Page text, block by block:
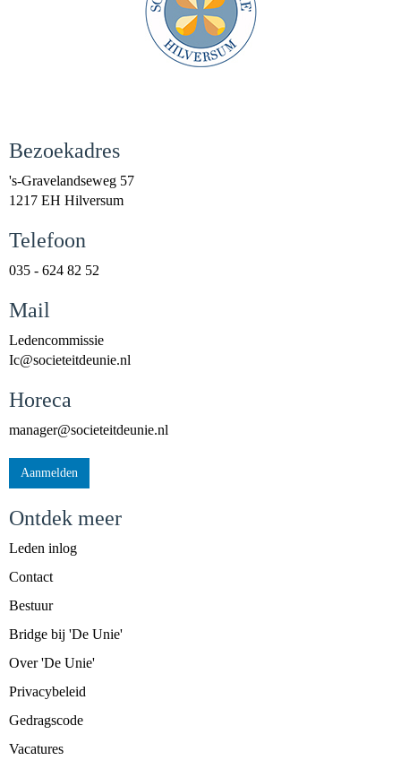
Bezoekadres
's-Gravelandseweg 57
1217 EH Hilversum
Telefoon
035 - 624 82 52
Mail
Ledencommissie
cI@societeitdeunie.nl
Horeca
reganam@societeitdeunie.nl
Aanmelden
Ontdek meer
Leden inlog
Contact
Bestuur
Bridge bij 'De Unie'
Over 'De Unie'
Privacybeleid
Gedragscode
Vacatures